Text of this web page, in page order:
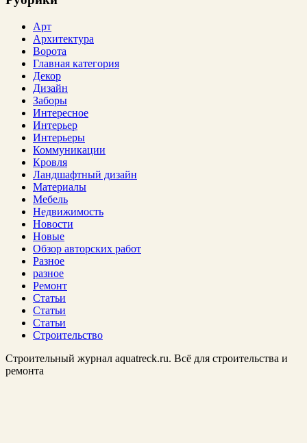
Арт
Архитектура
Ворота
Главная категория
Декор
Дизайн
Заборы
Интересное
Интерьер
Интерьеры
Коммуникации
Кровля
Ландшафтный дизайн
Материалы
Мебель
Недвижимость
Новости
Новые
Обзор авторских работ
Разное
разное
Ремонт
Статьи
Статьи
Статьи
Строительство
Строительный журнал aquatreck.ru. Всё для строительства и
ремонта